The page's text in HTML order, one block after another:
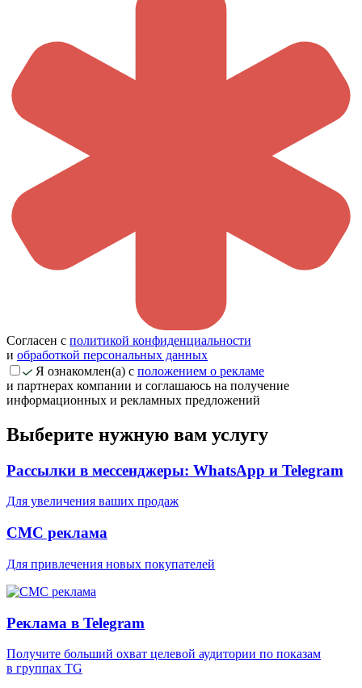
Согласен с политикой конфиденциальности
и обработкой персональных данных
Я ознакомлен(а) с положением о рекламе
и партнерах компании и соглашаюсь на получение
информационных и рекламных предложений
Выберите нужную вам услугу
Рассылки в мессенджеры: WhatsApp и Telegram
Для увеличения ваших продаж
СМС реклама
Для привлечения новых покупателей
Реклама в Telegram
Получите больший охват целевой аудитории по показам
в группах TG